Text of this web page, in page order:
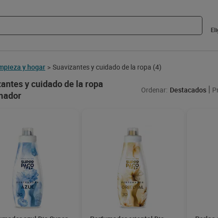
y hogar > Suavizantes y cuidado de la ropa (4)
y cuidado de la ropa
Ordenar: Destacados